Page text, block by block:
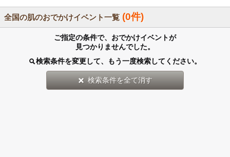
全国の肌のおでかけイベント一覧 (0件)
ご指定の条件で、おでかけイベントが
見つかりませんでした。
検索条件を変更して、もう一度検索してください。
検索条件を全て消す